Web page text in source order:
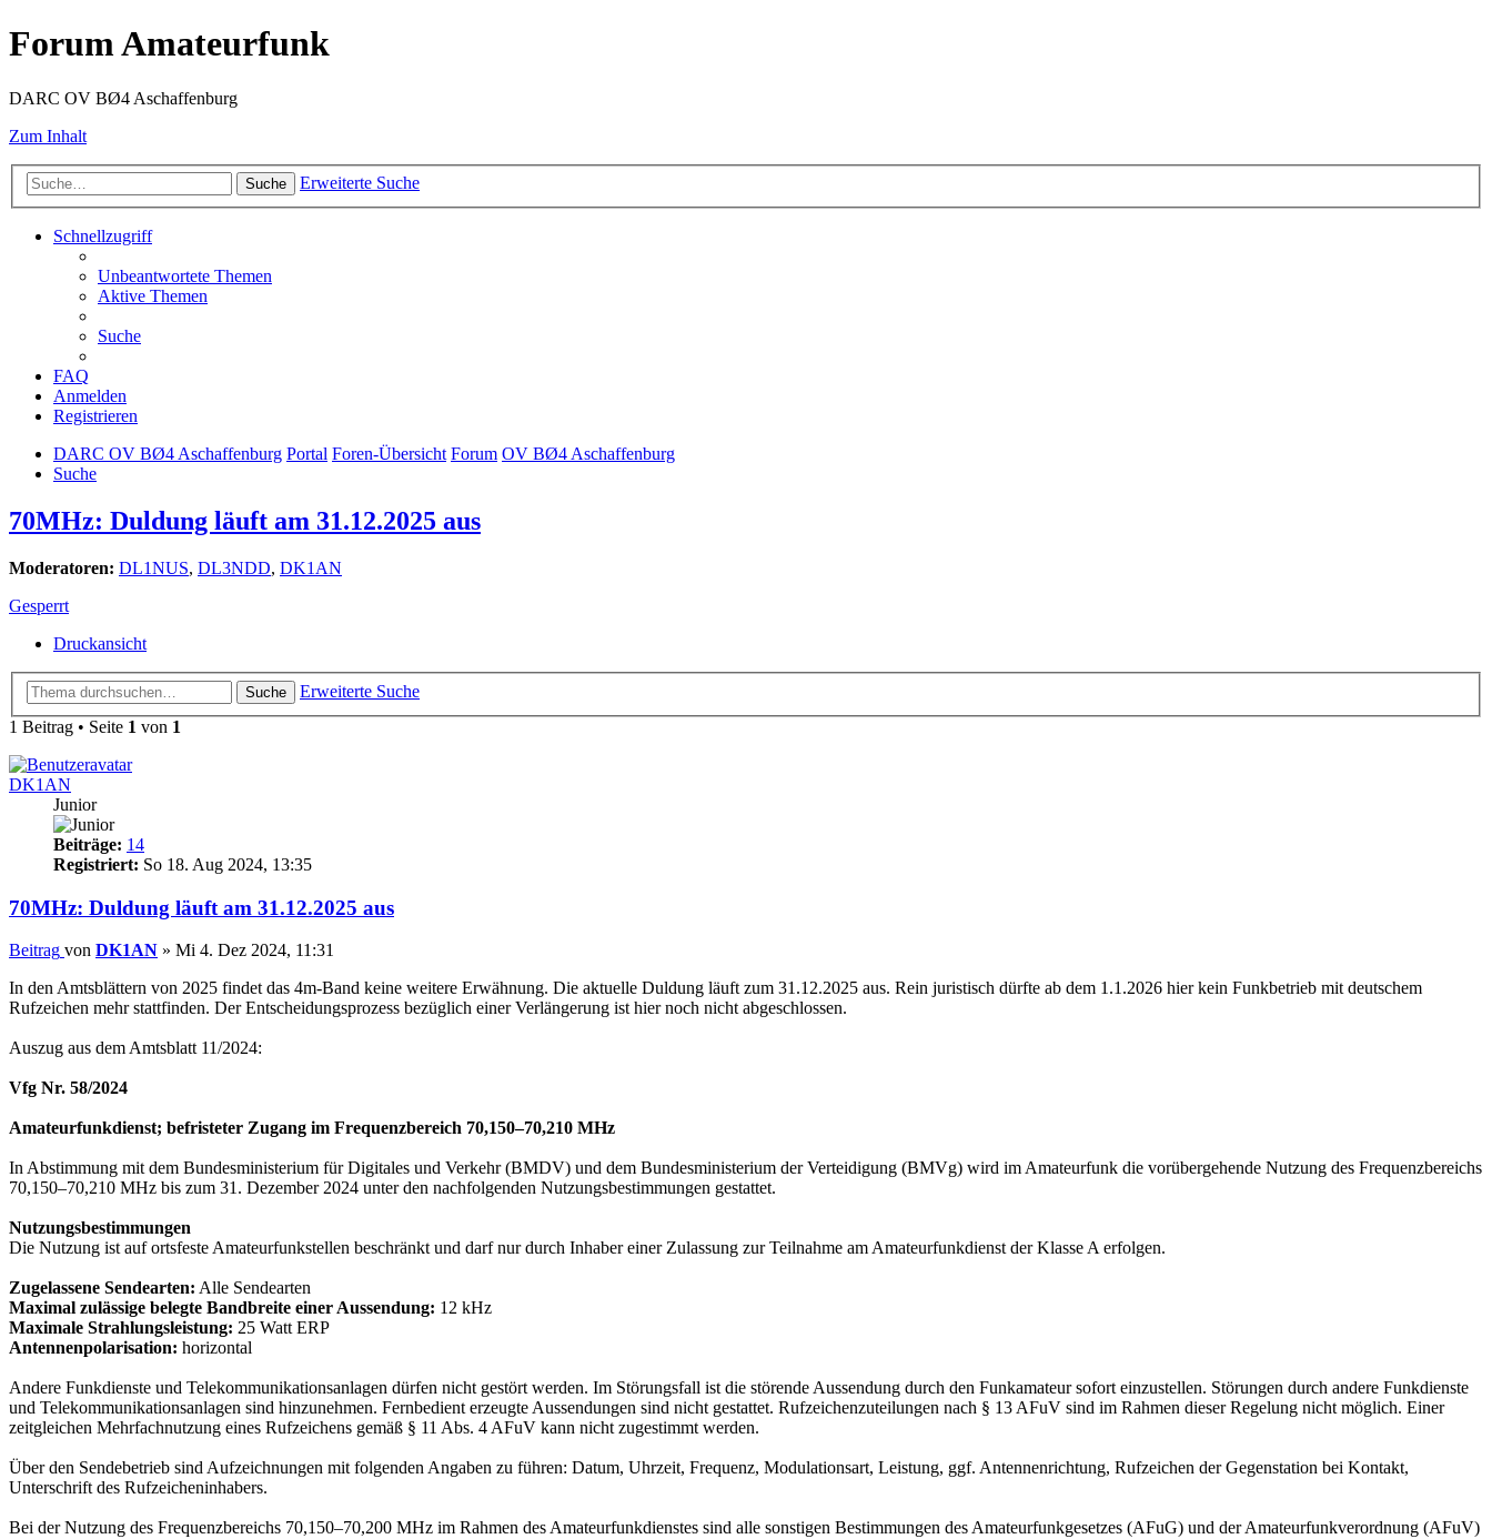
Forum Amateurfunk
DARC OV BØ4 Aschaffenburg
Zum Inhalt
Suche Erweiterte Suche
Schnellzugriff
Unbeantwortete Themen
Aktive Themen
Suche
FAQ
Anmelden
Registrieren
DARC OV BØ4 Aschaffenburg Portal Foren-Übersicht Forum OV BØ4 Aschaffenburg
Suche
70MHz: Duldung läuft am 31.12.2025 aus
Moderatoren: DL1NUS, DL3NDD, DK1AN
Gesperrt
Druckansicht
Suche
Erweiterte Suche
1 Beitrag • Seite 1 von 1
DK1AN
Junior
Beiträge: 14
Registriert: So 18. Aug 2024, 13:35
70MHz: Duldung läuft am 31.12.2025 aus
Beitrag von DK1AN » Mi 4. Dez 2024, 11:31
In den Amtsblättern von 2025 findet das 4m-Band keine weitere Erwähnung. Die aktuelle Duldung läuft zum 31.12.2025 aus. Rein juristisch dürfte ab dem 1.1.2026 hier kein Funkbetrieb mit deutschem
Rufzeichen mehr stattfinden. Der Entscheidungsprozess bezüglich einer Verlängerung ist hier noch nicht abgeschlossen.
Auszug aus dem Amtsblatt 11/2024:
Vfg Nr. 58/2024
Amateurfunkdienst; befristeter Zugang im Frequenzbereich 70,150–70,210 MHz
In Abstimmung mit dem Bundesministerium für Digitales und Verkehr (BMDV) und dem Bundesministerium der Verteidigung (BMVg) wird im Amateurfunk die vorübergehende Nutzung des Frequenzbereichs
70,150–70,210 MHz bis zum 31. Dezember 2024 unter den nachfolgenden Nutzungsbestimmungen gestattet.
Nutzungsbestimmungen
Die Nutzung ist auf ortsfeste Amateurfunkstellen beschränkt und darf nur durch Inhaber einer Zulassung zur Teilnahme am Amateurfunkdienst der Klasse A erfolgen.
Zugelassene Sendearten: Alle Sendearten
Maximal zulässige belegte Bandbreite einer Aussendung: 12 kHz
Maximale Strahlungsleistung: 25 Watt ERP
Antennenpolarisation: horizontal
Andere Funkdienste und Telekommunikationsanlagen dürfen nicht gestört werden. Im Störungsfall ist die störende Aussendung durch den Funkamateur sofort einzustellen. Störungen durch andere Funkdienste
und Telekommunikationsanlagen sind hinzunehmen. Fernbedient erzeugte Aussendungen sind nicht gestattet. Rufzeichenzuteilungen nach § 13 AFuV sind im Rahmen dieser Regelung nicht möglich. Einer
zeitgleichen Mehrfachnutzung eines Rufzeichens gemäß § 11 Abs. 4 AFuV kann nicht zugestimmt werden.
Über den Sendebetrieb sind Aufzeichnungen mit folgenden Angaben zu führen: Datum, Uhrzeit, Frequenz, Modulationsart, Leistung, ggf. Antennenrichtung, Rufzeichen der Gegenstation bei Kontakt,
Unterschrift des Rufzeicheninhabers.
Bei der Nutzung des Frequenzbereichs 70,150–70,200 MHz im Rahmen des Amateurfunkdienstes sind alle sonstigen Bestimmungen des Amateurfunkgesetzes (AFuG) und der Amateurfunkverordnung (AFuV)